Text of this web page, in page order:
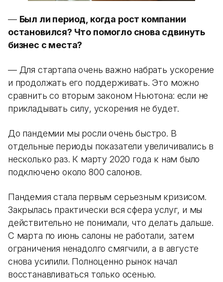
— Был ли период, когда рост компании
остановился? Что помогло снова сдвинуть
бизнес с места?
— Для стартапа очень важно набрать ускорение
и продолжать его поддерживать. Это можно
сравнить со вторым законом Ньютона: если не
прикладывать силу, ускорения не будет.
До пандемии мы росли очень быстро. В
отдельные периоды показатели увеличивались в
несколько раз. К марту 2020 года к нам было
подключено около 800 салонов.
Пандемия стала первым серьезным кризисом.
Закрылась практически вся сфера услуг, и мы
действительно не понимали, что делать дальше.
С марта по июнь салоны не работали, затем
ограничения ненадолго смягчили, а в августе
снова усилили. Полноценно рынок начал
восстанавливаться только осенью.